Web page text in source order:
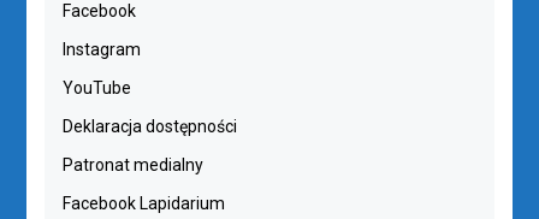
Facebook
Instagram
YouTube
Deklaracja dostępności
Patronat medialny
Facebook Lapidarium